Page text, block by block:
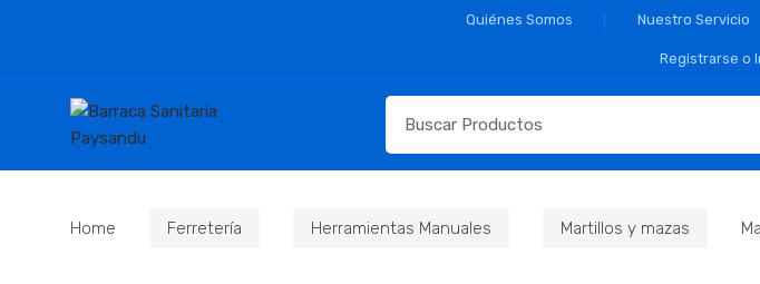
Quiénes Somos Nuestro Servicio
Registrarse o
para:
Home Ferretería Herramientas Manuales Martillos y mazas